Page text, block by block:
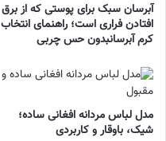
آبرسان سبک برای پوستی که از برق
افتادن فراری است؛ راهنمای انتخاب
کرم آبرسانبدون حس چربی
مدل لباس مردانه افغانی ساده؛
شیک، باوقار و کاربردی